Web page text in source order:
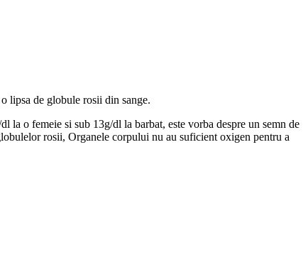
lipsa de globule rosii din sange.
o femeie si sub 13g/dl la barbat, este vorba despre un semn de
rosii, Organele corpului nu au suficient oxigen pentru a